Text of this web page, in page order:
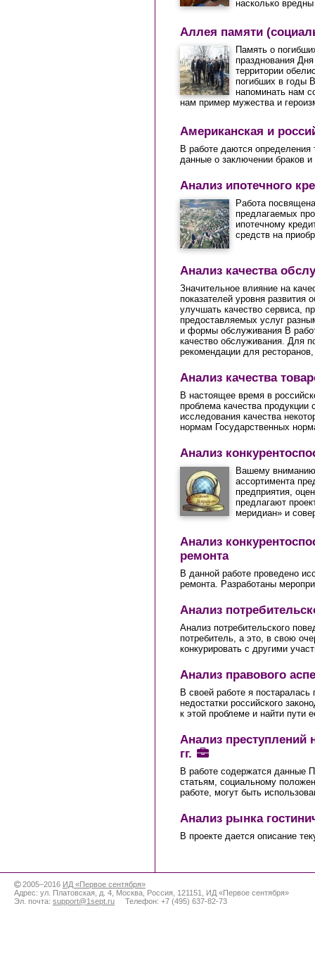
насколько
Аллея памяти
Память о
празднования
территории
погибших в годы
напоминать нам
нам пример мужества и
Американская и
В работе даются определения
данные о заключении браков
Анализ ипотечного
Работа
предлагаемых
ипотечному
средств на
Анализ качества
Значительное влияние на
показателей уровня
улучшать качество сервиса,
предоставляемых услуг
и формы обслуживания В
качество обслуживания. Для
рекомендации для
Анализ качества
В настоящее время в
проблема качества продукции
исследования качества
нормам Государственных
Анализ
Вашему вниманию
ассортимента
предприятия,
предлагают
меридиан» и
Анализ
ремонта
В данной работе проведено
ремонта. Разработаны
Анализ
Анализ потребительского
потребитель, а это, в свою
конкурировать с другими
Анализ правового
В своей работе я
недостатки российского
к этой проблеме и найти пути
Анализ преступлений
гг.
В работе содержатся данные
статьям, социальному
работе, могут быть
Анализ рынка
В проекте дается описание
2005–2016 ИД «Первое сентября»
Адрес: ул. Платовская, д. 4 Москва Россия 121151
ИД «Первое сентября»
Эл. почта: support@1sept.ru Телефон: +7 (495) 637-82-73